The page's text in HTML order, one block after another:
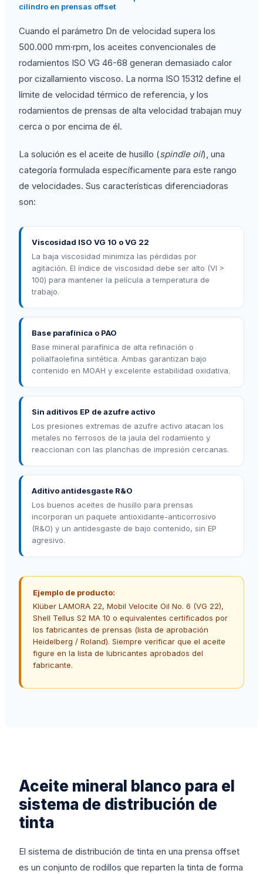
cilindro en prensas offset
Cuando el parámetro Dn de velocidad supera los
500.000 mm·rpm, los aceites convencionales de
rodamientos ISO VG 46-68 generan demasiado calor
por cizallamiento viscoso. La norma ISO 15312 define el
límite de velocidad térmico de referencia, y los
rodamientos de prensas de alta velocidad trabajan muy
cerca o por encima de él.
La solución es el aceite de husillo (spindle oil), una
categoría formulada específicamente para este rango
de velocidades. Sus características diferenciadoras
son:
Viscosidad ISO VG 10 o VG 22
La baja viscosidad minimiza las pérdidas por
agitación. El índice de viscosidad debe ser alto (VI >
100) para mantener la película a temperatura de
trabajo.
Base parafínica o PAO
Base mineral parafínica de alta refinación o
polialfaolefina sintética. Ambas garantizan bajo
contenido en MOAH y excelente estabilidad oxidativa.
Sin aditivos EP de azufre activo
Los presiones extremas de azufre activo atacan los
metales no ferrosos de la jaula del rodamiento y
reaccionan con las planchas de impresión cercanas.
Aditivo antidesgaste R&O
Los buenos aceites de husillo para prensas
incorporan un paquete antioxidante-anticorrosivo
(R&O) y un antidesgaste de bajo contenido, sin EP
agresivo.
Ejemplo de producto:
Klüber LAMORA 22, Mobil Velocite Oil No. 6 (VG 22),
Shell Tellus S2 MA 10 o equivalentes certificados por
los fabricantes de prensas (lista de aprobación
Heidelberg / Roland). Siempre verificar que el aceite
figure en la lista de lubricantes aprobados del
fabricante.
Aceite mineral blanco para el
sistema de distribución de
tinta
El sistema de distribución de tinta en una prensa offset
es un conjunto de rodillos que reparten la tinta de forma